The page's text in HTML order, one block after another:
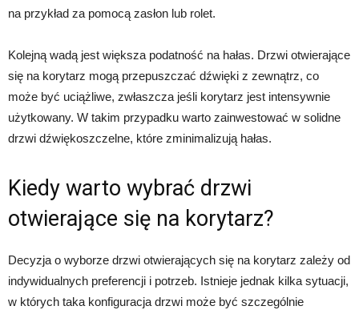
na przykład za pomocą zasłon lub rolet.
Kolejną wadą jest większa podatność na hałas. Drzwi otwierające
się na korytarz mogą przepuszczać dźwięki z zewnątrz, co
może być uciążliwe, zwłaszcza jeśli korytarz jest intensywnie
użytkowany. W takim przypadku warto zainwestować w solidne
drzwi dźwiękoszczelne, które zminimalizują hałas.
Kiedy warto wybrać drzwi
otwierające się na korytarz?
Decyzja o wyborze drzwi otwierających się na korytarz zależy od
indywidualnych preferencji i potrzeb. Istnieje jednak kilka sytuacji,
w których taka konfiguracja drzwi może być szczególnie